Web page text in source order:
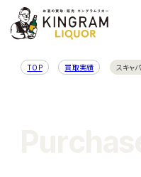
TOP 買取実績 スキャ